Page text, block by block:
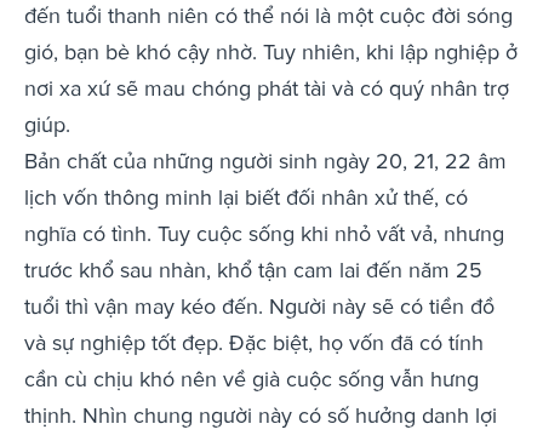
đến tuổi thanh niên có thể nói là một cuộc đời sóng
gió, bạn bè khó cậy nhờ. Tuy nhiên, khi lập nghiệp ở
nơi xa xứ sẽ mau chóng phát tài và có quý nhân trợ
giúp.
Bản chất của những người sinh ngày 20, 21, 22 âm
lịch vốn thông minh lại biết đối nhân xử thế, có
nghĩa có tình. Tuy cuộc sống khi nhỏ vất vả, nhưng
trước khổ sau nhàn, khổ tận cam lai đến năm 25
tuổi thì vận may kéo đến. Người này sẽ có tiền đồ
và sự nghiệp tốt đẹp. Đặc biệt, họ vốn đã có tính
cần cù chịu khó nên về già cuộc sống vẫn hưng
thịnh. Nhìn chung người này có số hưởng danh lợi